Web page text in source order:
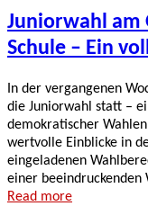
Juniorwahl am
Schule – Ein
In der vergangenen
die Juniorwahl statt –
demokratischer
wertvolle Einblicke in
eingeladenen
einer beeindruckenden
Read more